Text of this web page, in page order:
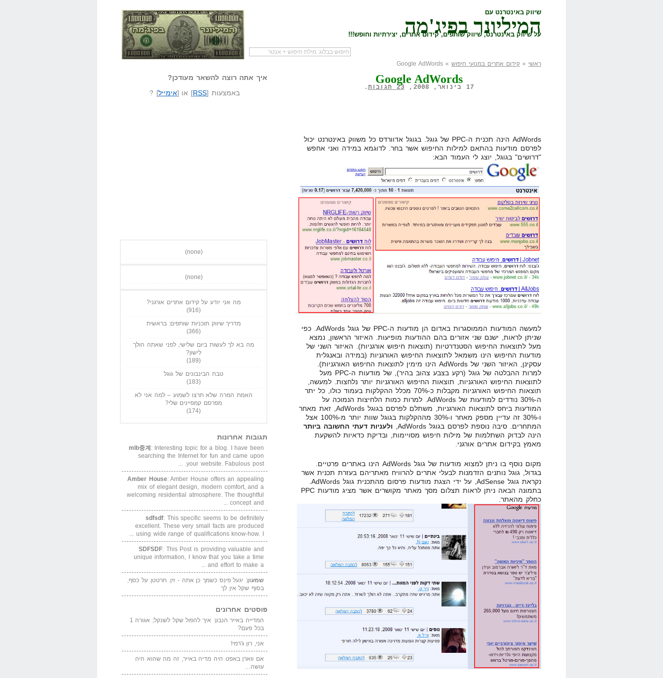
שיווק באינטרנט עם
המיליונר בפיג'מה
על שיווק באינטרנט, שיווק שותפים, קידום אתרים, יצירתיות וחופש!!!
שאל שאלה המיליונר בפיג'מה שיווק שותפים
ראשי » קידום אתרים במנועי חיפוש» Google AdWords
Google AdWords
17 בינואר, 2008, 23 תגובות .
AdWords הינה תכנית ה-PPC של גוגל. בגוגל אדוורדס כל משווק באינטרנט יכול
לפרסם מודעות בהתאם למילות החיפוש אשר בחר. לדוגמא במידה ואני אחפש
"דרושים" בגוגל, יוצג לי העמוד הבא:
למעשה המודעות הממוסגרות באדום הן מודעות ה-PPC של גוגל AdWords. כפי
שניתן לראות, ישנם שני אזורים בהם ההודעות מופיעות. האיזור הראשון, נמצא
מעל לתוצאות החיפוש הסטנדרטיות (תוצאות חיפוש אורגניות). האיזור השני של
מודעות החיפוש הינו משמאל לתוצאות החיפוש האורגניות (במידה ובאנגלית
עסקינן, האיזור השני של AdWords הינו מימין לתוצאות החיפוש האורגניות).
למרות ההבלטה של גוגל (רקע בצבע צהוב בהיר), של מודעות ה-PPC מעל
לתוצאות החיפוש האורגניות, תוצאות החיפוש האורגניות יותר נלחצות. למעשה,
תוצאות החיפוש האורגניות מקבלות כ-70% מכלל ההקלקות בעמוד כולו, כל יתר
ה-30% נודדים למודעות של AdWords. למרות כמות הלחיצות הנמוכה על
המודעות ביחס לתוצאות האורגניות, משתלם לפרסם בגוגל AdWords, זאת מאחר
ו-30% זה עדיין מספק מאחר ו-30% מההקלקות בגוגל שוות יותר מ-100% אצל
המתחרים. סיבה נוספת לפרסם בגוגל AdWords,
ולעניות דעתי החשובה ביותר
הינה לבדוק השתלמות של מילות חיפוש מסויימות, ובדיקת כדאיות להשקעת
מאמץ בקידום אתרים אורגני.
מקום נוסף בו ניתן למצוא מודעות של גוגל AdWords הינו באתרים פרטיים.
בגדול, גוגל נותנים הזדמנות לבעלי אתרים להרוויח מאתריהם בעזרת תכנית אשר
נקראת גוגל AdSense, על ידי הצגת מודעות פרסום מהתכנית גוגל AdWords.
בתמונה הבאה ניתן לראות תצלום מסך מאתר מקושרים אשר מציג מודעות PPC
כחלק מהאתר.
איך אתה רוצה להשאר מעודכן?
באמצעות [RSS] או [אימייל] ?
(none)
(none)
מה אני יודע על קידום אתרים אורגני?
(916)
מדריך שיווק תוכניות שותפים: בראשית
(366)
מה בא לך לעשות ביום שלישי, לפני שאתה הולך
לישון?
(189)
טבח הבינבונים של גוגל
(183)
האמת המרה שלא תרצו לשמוע – למה אני לא
מפרסם קמפיינים שלי?
(174)
תגובות אחרונות
mlb중계 : Interesting topic for a blog. I have been
searching the Internet for fun and came upon
your website. Fabulous post. ...
Amber House: Amber House offers an appealing
mix of elegant design, modern comfort, and a
welcoming residential atmosphere. The thoughtful
concept and ...
sdfsdf: This specific seems to be definitely
excellent. These very small facts are produced
using wide range of qualifications know-how. I ...
SDFSDF: This Post is providing valuable and
unique information, I know that you take a time
and effort to make a ...
שמעון: יגעל פינס כשמך כן אתה - זין. חרטטן על כסף,
בסוף שקל אין לך
פוסטים אחרונים
המדייה באייר הנבון: איך להפול שקל לשנקל; אגורה 1
בכל פעם?
אני, רון ג'רמי!
אם ווארן באפט היה מדיה באייר, זה מה שהוא היה
עושה…